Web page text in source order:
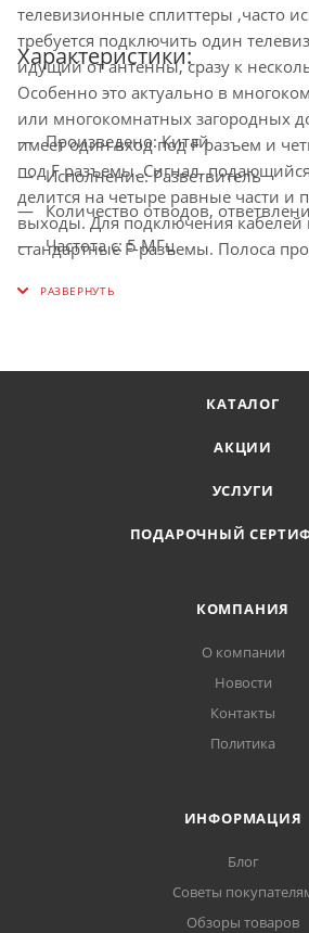
телевизионные сплиттеры ,часто
требуется подключить один
идущий от антенны, сразу к
Особенно это актуально в
или многокомнатных загородных
имеет один вход под F разъем и
под F разъемы. Сигнал,
делится на четыре равные части и
выходы. Для подключения кабелей
стандартные F-разъемы. Полоса
стандартного эфирного
удобной эксплуатацию нескольких
Характеристики:
Произведено: Китай
Исполнение: Разветвитель
Количество отводов,
Частота с: 5 МГц
КАТАЛОГ
АКЦИИ
УСЛУГИ
ПОДАРОЧНЫЙ
КОМПАНИЯ
О компании
Новости
Контакты
Политика
ИНФОРМАЦИЯ
Блог
Советы
Обзоры товаров